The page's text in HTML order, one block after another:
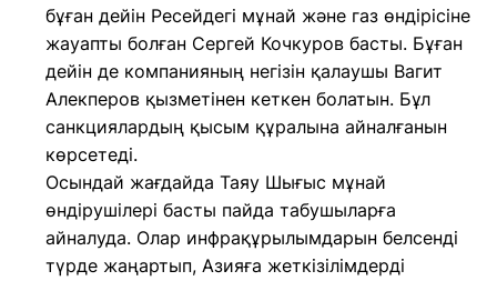
бұған дейін Ресейдегі мұнай және газ өндірісіне
жауапты болған Сергей Кочкуров басты. Бұған
дейін де компанияның негізін қалаушы Вагит
Алекперов қызметінен кеткен болатын. Бұл
санкциялардың қысым құралына айналғанын
көрсетеді.
Осындай жағдайда Таяу Шығыс мұнай
өндірушілері басты пайда табушыларға
айналуда. Олар инфрақұрылымдарын белсенді
түрде жаңартып, Азияға жеткізілімдерді